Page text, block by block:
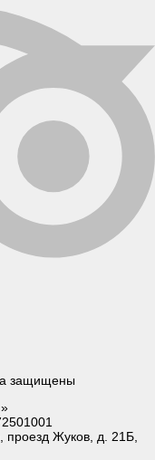
защищены
Жуков, д. 21Б,